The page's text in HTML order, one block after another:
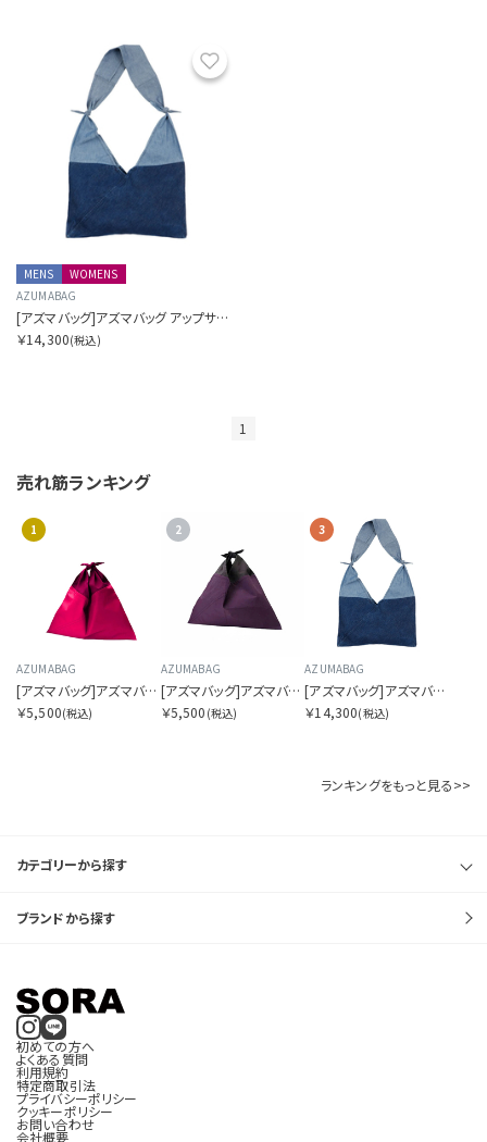
お気に入り
MENS
WOMENS
AZUMABAG
[アズマバッグ]アズマバッグ アップサイクル スモール
￥14,300(税込)
1
売れ筋ランキング
1
AZUMABAG
[アズマバッグ]アズマバッグ プレーン スモール
￥5,500(税込)
2
AZUMABAG
[アズマバッグ]アズマバッグ スタンダード スモール
￥5,500 (税込)
3
AZUMABAG
[アズマバッグ]アズマバッグ アップサイクル スモール
￥14,300(税込)
ランキングをもっと見る>>
カテゴリーから探す
ブランドから探す
初めての方へ
よくある質問
利用規約
特定商取引法
プライバシーポリシー
クッキーポリシー
お問い合わせ
会社概要